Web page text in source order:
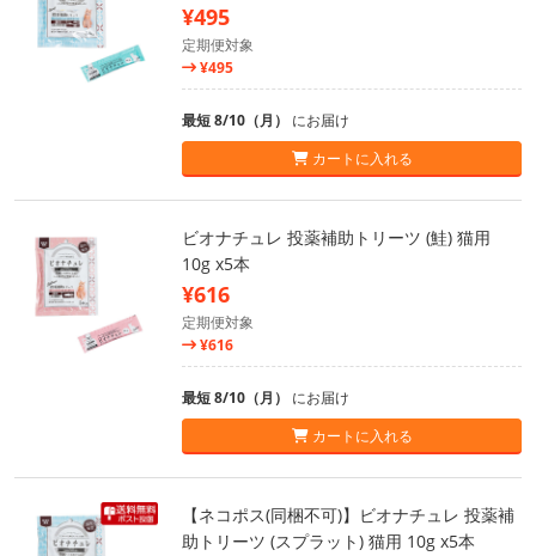
¥495
定期便対象
¥495
最短 8/10（月） にお届け
カートに入れる
ビオナチュレ 投薬補助トリーツ (鮭) 猫用
10g x5本
¥616
定期便対象
¥616
最短 8/10（月） にお届け
カートに入れる
【ネコポス(同梱不可)】ビオナチュレ 投薬補
助トリーツ (スプラット) 猫用 10g x5本